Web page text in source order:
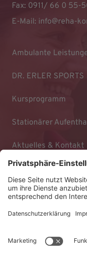
Fax: 0911/ 66 0 55-
E-Mail: info@reha-
Ambulante
DR. ERLER SPORTS
Kursprogramm
Stationärer
Aktuelles & Kontakt
Impressum
Datenschutz